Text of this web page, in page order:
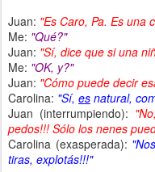
Juan: "Es Caro, Pa. Es una
Me: "Qué?"
Juan: "Sí, dice que si una
Me: "OK, y?"
Juan: "Cómo puede decir
Carolina: "Sí, es natural,
Juan (interrumpiendo):
pedos!!! Sólo los nenes
Carolina (exasperada):
tiras, explotás!!!"